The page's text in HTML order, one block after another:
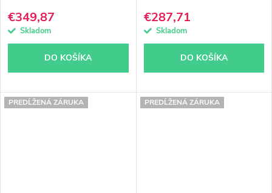
€349,87
Skladom
DO KOŠÍKA
€287,71
Skladom
DO KOŠÍKA
PREDĹŽENÁ ZÁRUKA PREDĹŽENÁ ZÁRUKA